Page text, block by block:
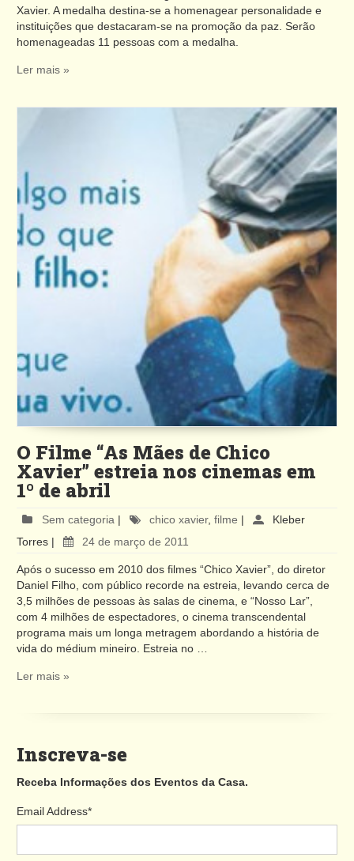
Xavier. A medalha destina-se a homenagear personalidade e
instituições que destacaram-se na promoção da paz. Serão
homenageadas 11 pessoas com a medalha.
Ler mais »
O Filme “As Mães de Chico
Xavier” estreia nos cinemas em
1º de abril
Sem categoria | chico xavier,filme |
Kleber
Torres | 24 de março de 2011
Após o sucesso em 2010 dos filmes “Chico Xavier”, do diretor
Daniel Filho, com público recorde na estreia, levando cerca de
3,5 milhões de pessoas às salas de cinema, e “Nosso Lar”,
com 4 milhões de espectadores, o cinema transcendental
programa mais um longa metragem abordando a história de
vida do médium mineiro. Estreia no …
Ler mais »
Inscreva-se
Receba Informações dos Eventos da Casa.
Email Address*